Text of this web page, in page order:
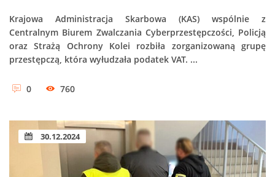
Krajowa Administracja Skarbowa (KAS) wspólnie z
Centralnym Biurem Zwalczania Cyberprzestępczości, Policją
oraz Strażą Ochrony Kolei rozbiła zorganizowaną grupę
przestępczą, która wyłudzała podatek VAT. ...
0 760
30.12.2024